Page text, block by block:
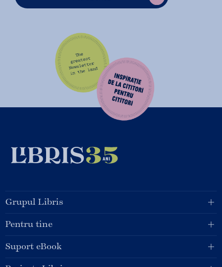
Grupul Libris
Pentru tine
Suport eBook